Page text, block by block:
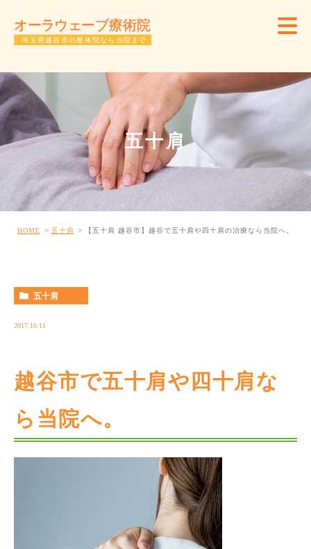
五十肩
HOME 五十肩 【五十肩 越谷市】越谷で五十肩や四十肩の治療なら当院へ。
五十肩
2017.10.11
越谷市で五十肩や四十肩な
ら当院へ。